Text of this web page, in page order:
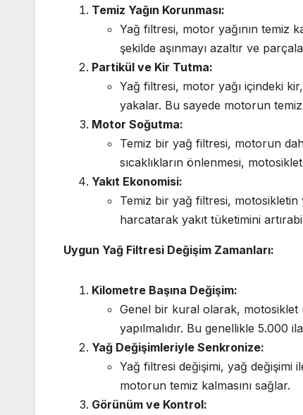
Temiz Yağın Korunması:
Yağ filtresi, motor yağının temiz
şekilde aşınmayı azaltır ve
Partikül ve Kir Tutma:
Yağ filtresi, motor yağı içindeki
yakalar. Bu sayede motorun temiz
Motor Soğutma:
Temiz bir yağ filtresi, motorun
sıcaklıkların önlenmesi,
Yakıt Ekonomisi:
Temiz bir yağ filtresi,
harcatarak yakıt tüketimini
Uygun Yağ Filtresi Değişim Zamanları:
Kilometre Başına Değişim:
Genel bir kural olarak, motosiklet
yapılmalıdır. Bu genellikle 5.000
Yağ Değişimleriyle Senkronize:
Yağ filtresi değişimi, yağ değişimi
motorun temiz kalmasını sağlar.
Görünüm ve Kontrol: